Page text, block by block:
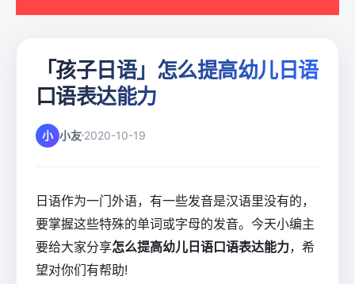
「孩子日语」怎么提高幼儿日语
口语表达能力
小 小友 2020-10-19
日语作为一门外语，有一些发音是汉语里没有的，
要掌握这些特殊的单词或字母的发音。今天小编主
要给大家分享怎么提高幼儿日语口语表达能力，希
望对你们有帮助!